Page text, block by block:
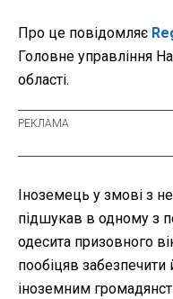
Про це повідомляє
Головне управління
області.
Іноземець у змові з
підшукав в одному з
одесита призовного
пообіцяв
іноземним